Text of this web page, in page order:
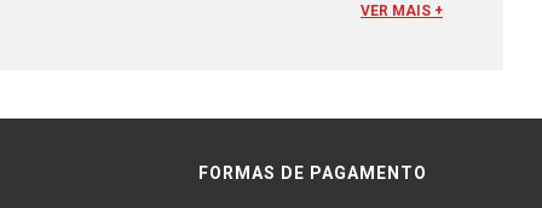
Microfones
a roupa do usuário de forma discreta, sem que isso
VER MAIS +
FORMAS DE PAGAMENTO